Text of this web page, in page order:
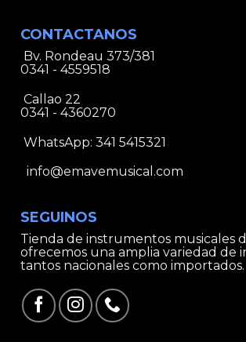
CONTACTANOS
Bv. Rondeau 373/381
0341 - 4559518
Callao 22
0341 - 4360270
WhatsApp: 341 5415321
info@emavemusical.com
SEGUINOS
Tienda de instrumentos musicales
ofrecemos una amplia variedad de
tantos nacionales como importados.